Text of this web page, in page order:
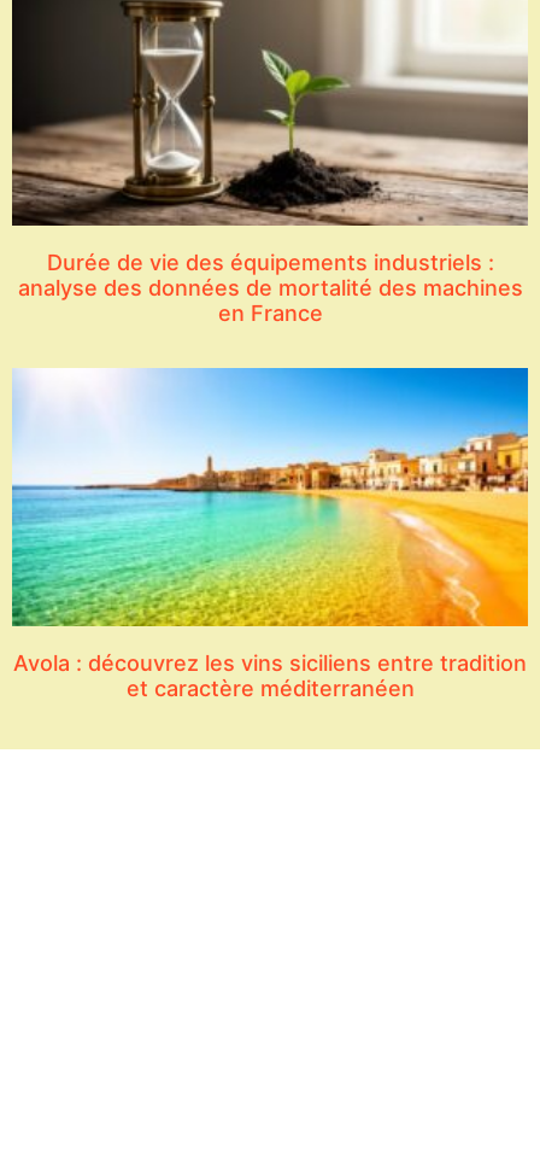
Durée de vie des équipements industriels :
analyse des données de mortalité des machines
en France
Avola : découvrez les vins siciliens entre tradition
et caractère méditerranéen